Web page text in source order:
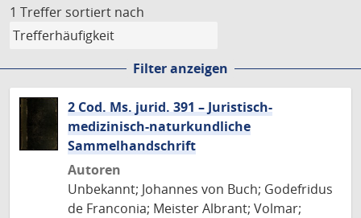
1 Treffer sortiert nach
Filter anzeigen
2 Cod. Ms. jurid. 391 – Juristisch-
medizinisch-naturkundliche
Sammelhandschrift
Autoren
Unbekannt; Johannes von Buch; Godefridus
de Franconia; Meister Albrant; Volmar;